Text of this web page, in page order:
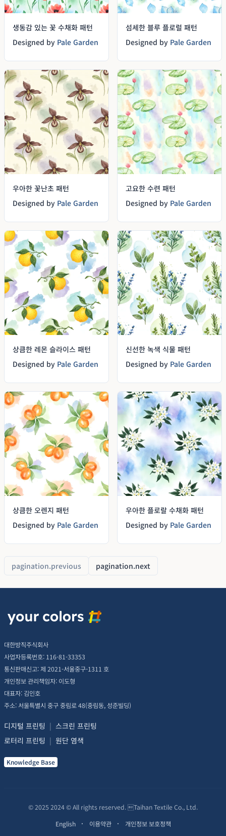
생동감 있는 꽃 수채화 패턴
Designed by Pale Garden
섬세한 블루 플로럴 패턴
Designed by Pale Garden
우아한 꽃난초 패턴
Designed by Pale Garden
고요한 수련 패턴
Designed by Pale Garden
상큼한 레몬 슬라이스 패턴
Designed by Pale Garden
신선한 녹색 식물 패턴
Designed by Pale Garden
상큼한 오렌지 패턴
Designed by Pale Garden
우아한 플로랄 수채화 패턴
Designed by Pale Garden
pagination.previous pagination.next
대한방직주식회사
사업자등록번호: 116-81-33353
통신판매신고: 제 2021-서울중구-1311 호
개인정보 관리책임자: 이도형
대표자: 김인호
주소: 서울특별시 중구 중림로 48(중림동, 성준빌딩)
디지털 프린팅 | 스크린 프린팅
로터리 프린팅 | 원단 염색
Knowledge Base
© 2025 2024 © All rights reserved. Taihan Textile Co., Ltd.
English
이용약관 개인정보 보호정책